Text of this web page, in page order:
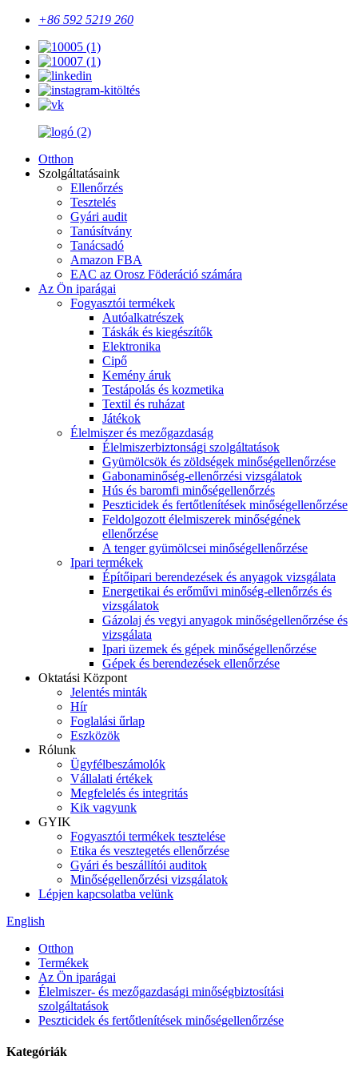
+86 592 5219 260
Otthon
Szolgáltatásaink
Ellenőrzés
Tesztelés
Gyári audit
Tanúsítvány
Tanácsadó
Amazon FBA
EAC az Orosz Föderáció számára
Az Ön iparágai
Fogyasztói termékek
Autóalkatrészek
Táskák és kiegészítők
Elektronika
Cipő
Kemény áruk
Testápolás és kozmetika
Textil és ruházat
Játékok
Élelmiszer és mezőgazdaság
Élelmiszerbiztonsági szolgáltatások
Gyümölcsök és zöldségek minőségellenőrzése
Gabonaminőség-ellenőrzési vizsgálatok
Hús és baromfi minőségellenőrzés
Peszticidek és fertőtlenítések minőségellenőrzése
Feldolgozott élelmiszerek minőségének
ellenőrzése
A tenger gyümölcsei minőségellenőrzése
Ipari termékek
Építőipari berendezések és anyagok vizsgálata
Energetikai és erőművi minőség-ellenőrzés és
vizsgálatok
Gázolaj és vegyi anyagok minőségellenőrzése és
vizsgálata
Ipari üzemek és gépek minőségellenőrzése
Gépek és berendezések ellenőrzése
Oktatási Központ
Jelentés minták
Hír
Foglalási űrlap
Eszközök
Rólunk
Ügyfélbeszámolók
Vállalati értékek
Megfelelés és integritás
Kik vagyunk
GYIK
Fogyasztói termékek tesztelése
Etika és vesztegetés ellenőrzése
Gyári és beszállítói auditok
Minőségellenőrzési vizsgálatok
Lépjen kapcsolatba velünk
English
Otthon
Termékek
Az Ön iparágai
Élelmiszer- és mezőgazdasági minőségbiztosítási
szolgáltatások
Peszticidek és fertőtlenítések minőségellenőrzése
Kategóriák